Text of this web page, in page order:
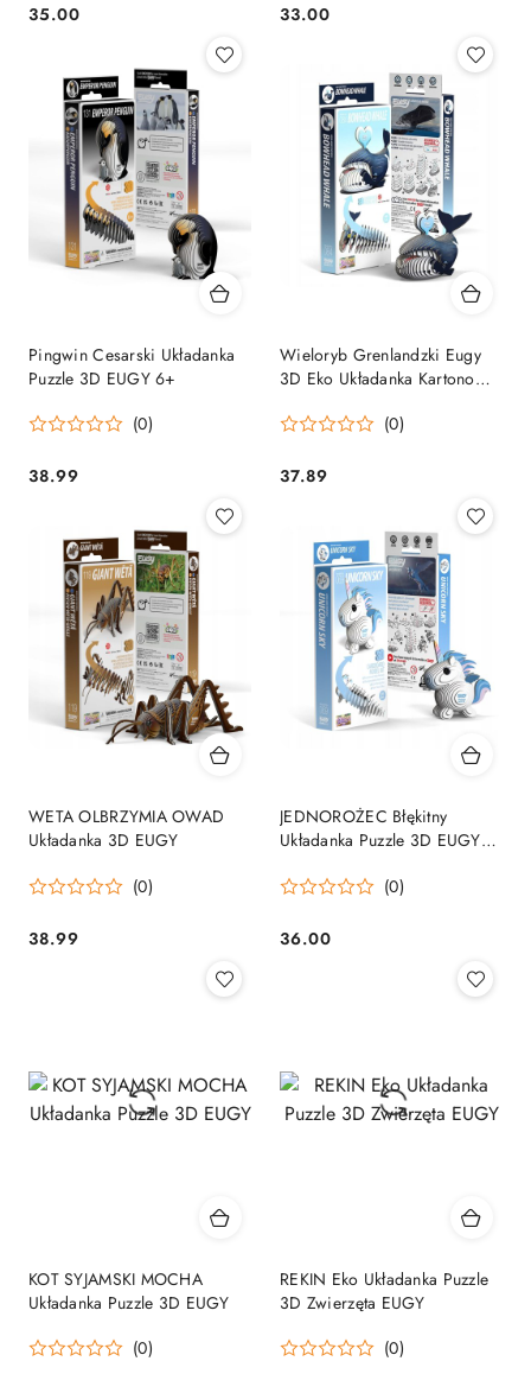
Cena:
35.00 Cena:
33.00
Pingwin Cesarski Układanka
Puzzle 3D EUGY 6+
(0)
Cena:
38.99
Wieloryb Grenlandzki Eugy
3D Eko Układanka Kartonowa
(0)
Cena:
37.89
WETA OLBRZYMIA OWAD
Układanka 3D EUGY
(0)
Cena:
38.99
JEDNOROŻEC Błękitny
Układanka Puzzle 3D EUGY
(0)
Cena:
36.00
KOT SYJAMSKI MOCHA
Układanka Puzzle 3D EUGY
(0)
REKIN Eko Układanka Puzzle
3D Zwierzęta EUGY
(0)